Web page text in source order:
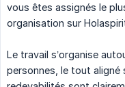
vous êtes assignés le
organisation sur
Le travail s’organise
personnes, le tout aligné